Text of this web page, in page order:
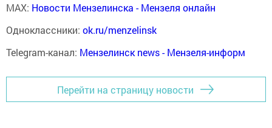
MAX: Новости Мензелинска - Мензеля онлайн
Одноклассники: ok.ru/menzelinsk
Telegram-канал: Мензелинск news - Мензеля-информ
Перейти на страницу новости